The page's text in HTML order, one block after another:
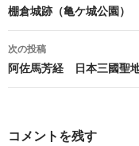
稿
ナ
ビ
ゲ
棚倉城跡（亀ケ城公園）
次の投稿
阿佐馬芳経 日本三國聖
コメントを残す